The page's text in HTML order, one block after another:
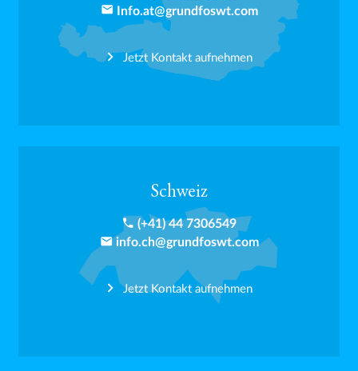
email
Info.at@grundfoswt.com
Jetzt Kontakt aufnehmen
Schweiz
phone (+41) 44 7306549
email info.ch@grundfoswt.com
Jetzt Kontakt aufnehmen